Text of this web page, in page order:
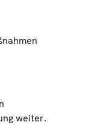
weiter.